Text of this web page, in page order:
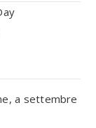
a settembre